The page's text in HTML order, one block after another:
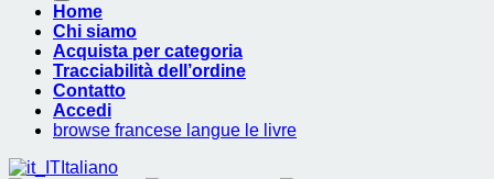
Home
Chi siamo
Acquista per categoria
Tracciabilità dell’ordine
Contatto
Accedi
browse francese langue le livre
Italiano